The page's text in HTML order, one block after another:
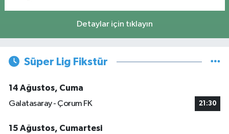
Detaylar için tıklayın
Süper Lig Fikstür
14 Ağustos, Cuma
Galatasaray - Çorum FK
21:30
15 Ağustos, Cumartesi